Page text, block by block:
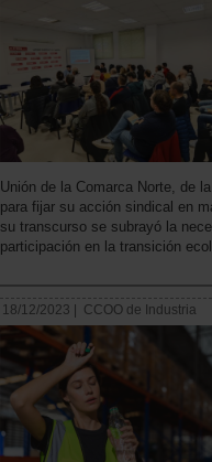
Unión de la Comarca Norte, de
para fijar su acción sindical en
su transcurso se subrayó la
participación en la transición
18/12/2023 | CCOO de Industria